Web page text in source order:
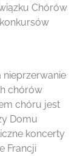
Chórów
nieprzerwanie
chórów
chóru jest
Domu
koncerty
Francji